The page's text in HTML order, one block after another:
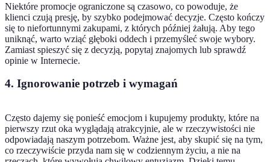
Niektóre promocje ograniczone są czasowo, co powoduje, że
klienci czują presję, by szybko podejmować decyzje. Często kończy
się to niefortunnymi zakupami, z których później żałują. Aby tego
uniknąć, warto wziąć głęboki oddech i przemyśleć swoje wybory.
Zamiast spieszyć się z decyzją, popytaj znajomych lub sprawdź
opinie w Internecie.
4. Ignorowanie potrzeb i wymagań
Często dajemy się ponieść emocjom i kupujemy produkty, które na
pierwszy rzut oka wyglądają atrakcyjnie, ale w rzeczywistości nie
odpowiadają naszym potrzebom. Ważne jest, aby skupić się na tym,
co rzeczywiście przyda nam się w codziennym życiu, a nie na